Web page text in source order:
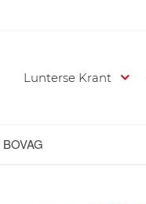
Lunterse Krant